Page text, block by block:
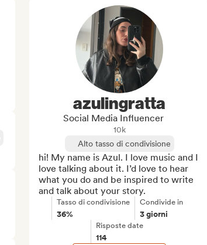
azulingratta
Social Media Influencer
10k
Alto tasso di condivisione
hi! My name is Azul. I love music and I
love talking about it. I’d love to hear
what you do and be inspired to write
and talk about your story.
Tasso di condivisione
36%
Condivide in
3 giorni
Risposte date
114